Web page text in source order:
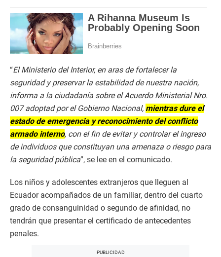
“El Ministerio del Interior, en aras de fortalecer la
seguridad y preservar la estabilidad de nuestra nación,
informa a la ciudadanía sobre el Acuerdo Ministerial Nro.
007 adoptad por el Gobierno Nacional, mientras dure el
estado de emergencia y reconocimiento del conflicto
armado interno, con el fin de evitar y controlar el ingreso
de individuos que constituyan una amenaza o riesgo para
la seguridad pública”, se lee en el comunicado.
Los niños y adolescentes extranjeros que lleguen al
Ecuador acompañados de un familiar, dentro del cuarto
grado de consanguinidad o segundo de afinidad, no
tendrán que presentar el certificado de antecedentes
penales.